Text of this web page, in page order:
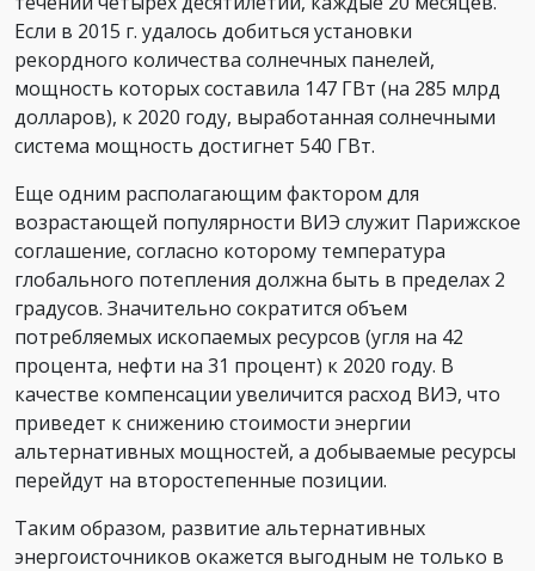
Если в 2015 г. удалось добиться установки
рекордного количества солнечных панелей,
мощность которых составила 147 ГВт (на 285 млрд
долларов), к 2020 году, выработанная солнечными
система мощность достигнет 540 ГВт.
Еще одним располагающим фактором для
возрастающей популярности ВИЭ служит Парижское
соглашение, согласно которому температура
глобального потепления должна быть в пределах 2
градусов. Значительно сократится объем
потребляемых ископаемых ресурсов (угля на 42
процента, нефти на 31 процент) к 2020 году. В
качестве компенсации увеличится расход ВИЭ, что
приведет к снижению стоимости энергии
альтернативных мощностей, а добываемые ресурсы
перейдут на второстепенные позиции.
Таким образом, развитие альтернативных
энергоисточников окажется выгодным не только в